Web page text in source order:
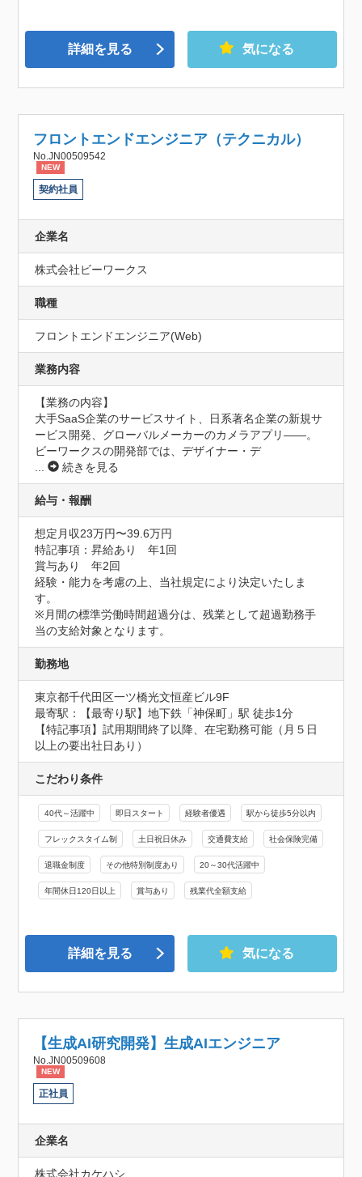
詳細を見る 気になる
フロントエンドエンジニア（テクニカル）
No.JN00509542
NEW
契約社員
企業名
株式会社ビーワークス
職種
フロントエンドエンジニア(Web)
業務内容
【業務の内容】
大手SaaS企業のサービスサイト、日系著名企業の新規サ
ービス開発、グローバルメーカーのカメラアプリ——。
ビーワークスの開発部では、デザイナー・デ
...
続きを見る
給与・報酬
想定月収23万円〜39.6万円
特記事項：昇給あり　年1回
賞与あり　年2回
経験・能力を考慮の上、当社規定により決定いたしま
す。
※月間の標準労働時間超過分は、残業として超過勤務手
当の支給対象となります。
勤務地
東京都千代田区一ツ橋光文恒産ビル9F
最寄駅：【最寄り駅】地下鉄「神保町」駅 徒歩1分
【特記事項】試用期間終了以降、在宅勤務可能（月５日
以上の要出社日あり）
こだわり条件
40代～活躍中 即日スタート 経験者優遇 駅から徒歩5分以内
フレックスタイム制 土日祝日休み 交通費支給 社会保険完備
退職金制度 その他特別制度あり 20～30代活躍中
年間休日120日以上 賞与あり 残業代全額支給
詳細を見る 気になる
【生成AI研究開発】生成AIエンジニア
No.JN00509608
NEW
正社員
企業名
株式会社カケハシ